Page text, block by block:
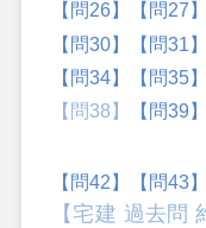
【 問26】 【問27】
【問30】
【問31】
【問34】
【問35】
【問38】
【問39】
【問42】 【問43】
【宅建 過去問